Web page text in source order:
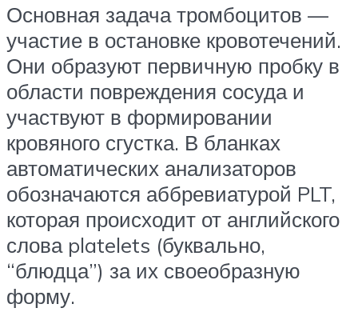
Основная задача тромбоцитов —
участие в остановке кровотечений.
Они образуют первичную пробку в
области повреждения сосуда и
участвуют в формировании
кровяного сгустка. В бланках
автоматических анализаторов
обозначаются аббревиатурой PLT,
которая происходит от английского
слова platelets (буквально,
“блюдца”) за их своеобразную
форму.